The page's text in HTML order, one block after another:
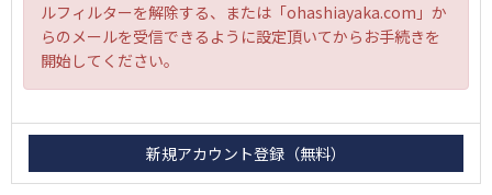
ルフィルターを解除する、または「ohashiayaka.com」か
らのメールを受信できるように設定頂いてからお手続きを
開始してください。